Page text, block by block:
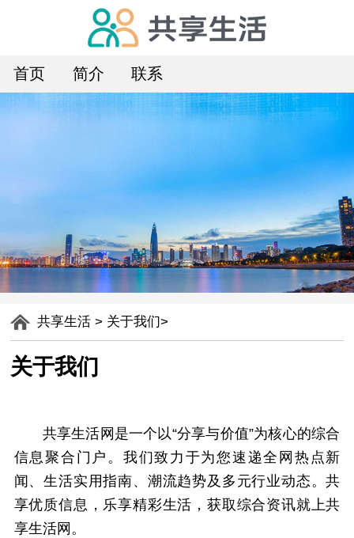
首页 简介 联系
共享生活 > 关于我们>
关于我们
共享生活网是一个以“分享与价值”为核心的综合
信息聚合门户。我们致力于为您速递全网热点新
闻、生活实用指南、潮流趋势及多元行业动态。共
享优质信息，乐享精彩生活，获取综合资讯就上共
享生活网。